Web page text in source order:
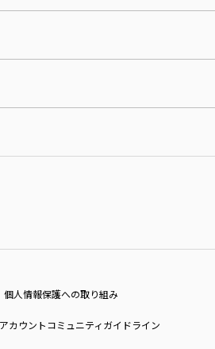
個人情報保護への取り組み
カウントコミュニティガイドライン